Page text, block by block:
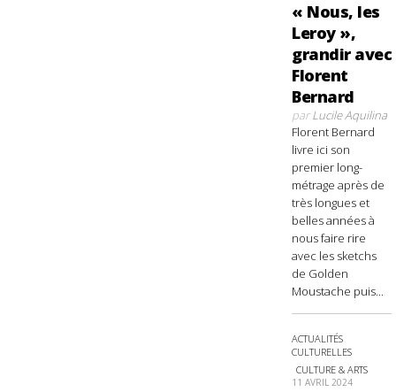
« Nous, les
Leroy »,
grandir avec
Florent
Bernard
parLucile Aquilina
Florent Bernard
livre ici son
premier long-
métrage après de
très longues et
belles années à
nous faire rire
avec les sketchs
de Golden
Moustache puis...
ACTUALITÉS
CULTURELLES
CULTURE & ARTS
11 AVRIL 2024